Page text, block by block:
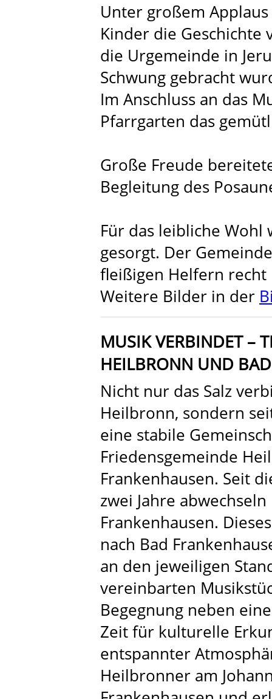
Unter großem
Kinder die Geschichte
die Urgemeinde in
Schwung gebracht
Im Anschluss an das
Pfarrgarten das
Große Freude
Begleitung des
Für das leibliche
gesorgt. Der
fleißigen Helfern recht
Weitere Bilder in der
MUSIK VERBINDET –
HEILBRONN UND
Nicht nur das Salz
Heilbronn, sondern
eine stabile
Friedensgemeinde
Frankenhausen. Seit
zwei Jahre
Frankenhausen.
nach Bad
an den jeweiligen
vereinbarten
Begegnung neben
Zeit für kulturelle
entspannter
Heilbronner am